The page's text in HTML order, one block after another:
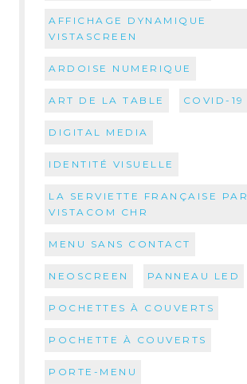
AFFICHAGE DYNAMIQUE
VISTASCREEN
ARDOISE NUMERIQUE
ART DE LA TABLE COVID-19
DIGITAL MEDIA
IDENTITÉ VISUELLE
LA SERVIETTE FRANÇAISE PAR
VISTACOM CHR
MENU SANS CONTACT
NEOSCREEN PANNEAU LED
POCHETTES À COUVERTS
POCHETTE À COUVERTS
PORTE-MENU